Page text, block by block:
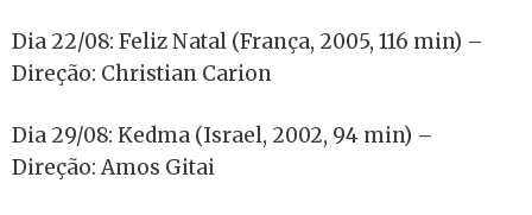
Dia 22/08: Feliz Natal (França, 2005, 116 min) –
Direção: Christian Carion
Dia 29/08: Kedma (Israel, 2002, 94 min) –
Direção: Amos Gitai